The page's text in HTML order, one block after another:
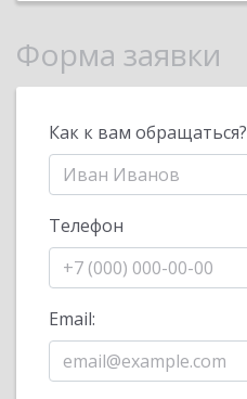
Форма заявки
Как к вам обращаться?
Телефон
Email: